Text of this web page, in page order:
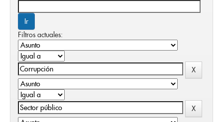
Filtros actuales: